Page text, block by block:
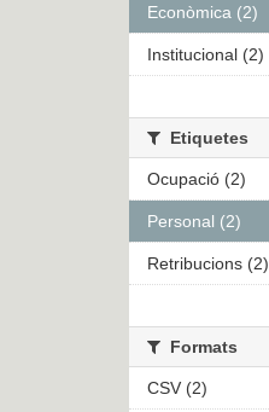
Econòmica (2)
Institucional (2)
Etiquetes
Ocupació (2)
Personal (2)
Retribucions (2)
Formats
CSV (2)